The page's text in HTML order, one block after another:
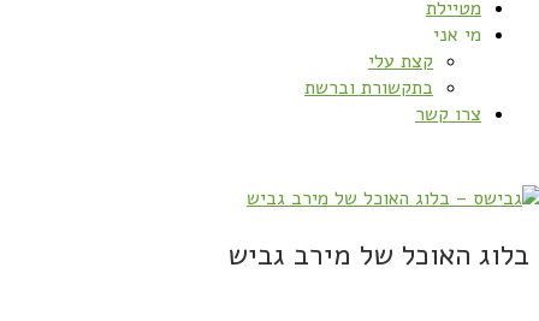
מטיילת
מי אני
קצת עלי
בתקשורת וברשת
צרו קשר
בלוג האוכל של מירב גביש